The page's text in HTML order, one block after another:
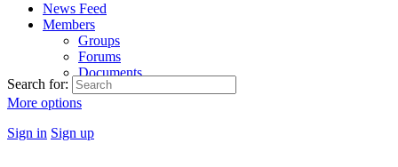
News Feed
Members
Groups
Forums
Documents
More options
Sign in Sign up
Search for: